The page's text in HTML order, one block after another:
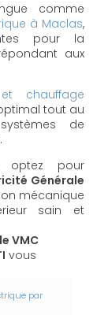
comme
à Maclas,
pour la
aux
chauffage
tout au
de
optez pour
Générale
mécanique
sain et
VMC
vous
par